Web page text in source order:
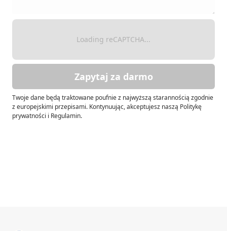
Loading reCAPTCHA...
Zapytaj za darmo
Twoje dane będą traktowane poufnie z najwyższą starannością zgodnie
z europejskimi przepisami. Kontynuując, akceptujesz naszą Politykę
prywatności i Regulamin.